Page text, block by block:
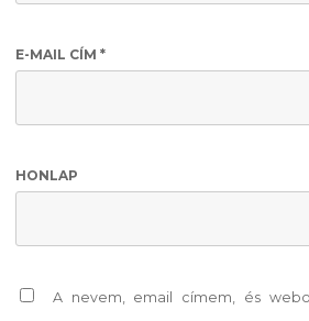
E-MAIL CÍM *
HONLAP
A nevem, email címem, és